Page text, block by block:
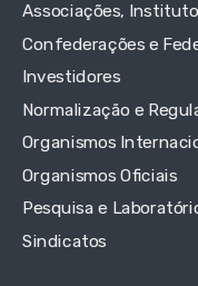
Associações,
Confederações e
Investidores
Normalização e
Organismos
Organismos Oficiais
Pesquisa e
Sindicatos